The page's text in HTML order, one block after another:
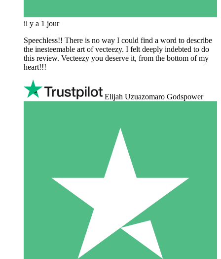
il y a 1 jour
Speechless!! There is no way I could find a word to describe
the inesteemable art of vecteezy. I felt deeply indebted to do
this review. Vecteezy you deserve it, from the bottom of my
heart!!!
Elijah Uzuazomaro Godspower